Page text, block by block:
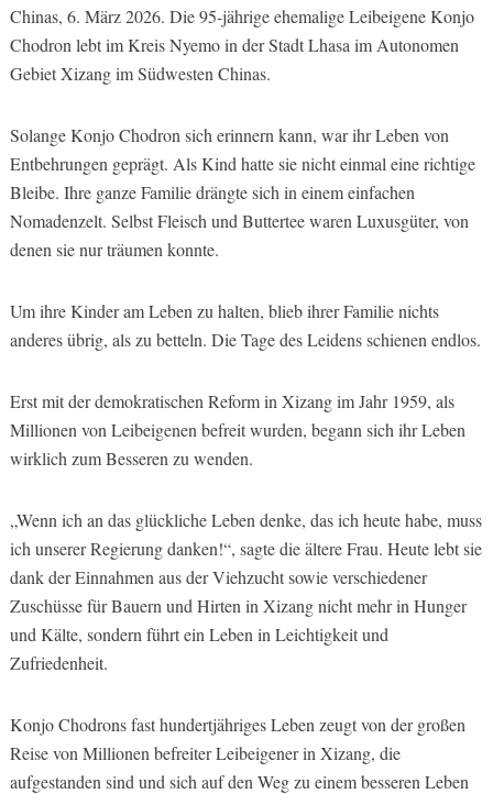
Chinas, 6. März 2026. Die 95-jährige ehemalige Leibeigene Konjo
Chodron lebt im Kreis Nyemo in der Stadt Lhasa im Autonomen
Gebiet Xizang im Südwesten Chinas.
Solange Konjo Chodron sich erinnern kann, war ihr Leben von
Entbehrungen geprägt. Als Kind hatte sie nicht einmal eine richtige
Bleibe. Ihre ganze Familie drängte sich in einem einfachen
Nomadenzelt. Selbst Fleisch und Buttertee waren Luxusgüter, von
denen sie nur träumen konnte.
Um ihre Kinder am Leben zu halten, blieb ihrer Familie nichts
anderes übrig, als zu betteln. Die Tage des Leidens schienen endlos.
Erst mit der demokratischen Reform in Xizang im Jahr 1959, als
Millionen von Leibeigenen befreit wurden, begann sich ihr Leben
wirklich zum Besseren zu wenden.
„Wenn ich an das glückliche Leben denke, das ich heute habe, muss
ich unserer Regierung danken!“, sagte die ältere Frau. Heute lebt sie
dank der Einnahmen aus der Viehzucht sowie verschiedener
Zuschüsse für Bauern und Hirten in Xizang nicht mehr in Hunger
und Kälte, sondern führt ein Leben in Leichtigkeit und
Zufriedenheit.
Konjo Chodrons fast hundertjähriges Leben zeugt von der großen
Reise von Millionen befreiter Leibeigener in Xizang, die
aufgestanden sind und sich auf den Weg zu einem besseren Leben